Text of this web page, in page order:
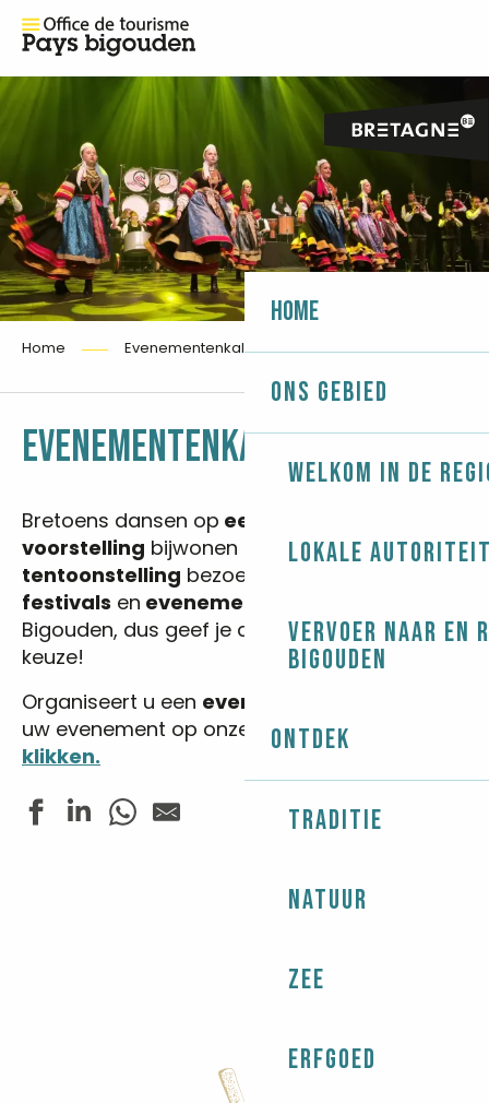
Home
Ons gebied
Welkom in de
Lokale
Vervoer naar en
Bigouden
Ontdek
Traditie
Natuur
Zee
Erfgoed
Home Evenementenkalender
EVENEMENTENKALENDERAjouter
Bretoens dansen op een fest-noz
voorstelling bijwonen of een
tentoonstelling bezoeken… Er zijn tal van
festivals en evenementen
Bigouden, dus geef je data op en maak je
keuze!
Organiseert u een evenement
uw evenement op onze websitedoor hier te
klikken.
Yachting - Grandes Régates de l'Île-Tudy-Loctudy -
Yachting - Grandes Régates de l'Île-Tudy-Loctudy -
Expo photo - François Coudriou